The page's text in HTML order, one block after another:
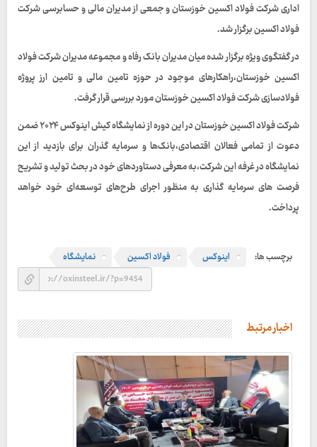
اداری شرکت فولاد اکسین خوزستان و جمعی از مدیران مالی و حسابرسی شرکت
فولاد اکسین برگزار شد.
در گفتگوی ویژه برگزار شده میان مدیران بانک رفاه و مجموعه مدیران شرکت فولاد
اکسین خوزستان،راهکارهای موجود در حوزه تامین مالی و تامین ارز پروژه
فولادسازی شرکت فولاد اکسین خوزستان مورد بررسی قرار گرفت.
شرکت فولاد اکسین خوزستان در این دوره از نمایشگاه کیش اینوکس ۲۰۲۴ ضمن
دعوت از تمامی فعالان اقتصادی،بانک‌ها و سرمایه گذران برای بازدید از این
نمایشگاه در غرفه این شرکت،به معرفی دستاوردهای خود در بحث تولید و تشریح
فرصت های سرمایه گذاری به منظور اجرای طرح‌های توسعه‌ای خود خواهد
پرداخت.
برچسب ها: اینوکس فولاد اکسین نمایشگاه
اخبار مرتبط